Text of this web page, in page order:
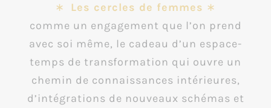
∗ Les cercles de femmes ∗
comme un engagement que l’on prend
avec soi même, le cadeau d’un espace-
temps de transformation qui ouvre un
chemin de connaissances intérieures,
d’intégrations de nouveaux schémas et